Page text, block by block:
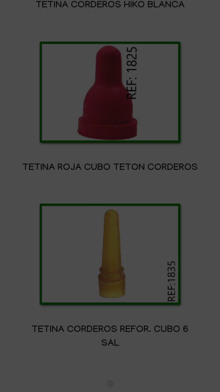
TETINA CORDEROS HIKO BLANCA
TETINA ROJA CUBO TETON CORDEROS
TETINA CORDEROS REFOR. CUBO 6
SAL